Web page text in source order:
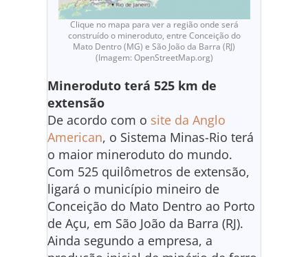
Clique no mapa para ver a região onde será
construído o mineroduto, entre Conceição do
Mato Dentro (MG) e São João da Barra (RJ)
(Imagem: OpenStreetMap.org)
Mineroduto terá 525 km de
extensão
De acordo com o site da Anglo
American, o Sistema Minas-Rio terá
o maior mineroduto do mundo.
Com 525 quilômetros de extensão,
ligará o município mineiro de
Conceição do Mato Dentro ao Porto
de Açu, em São João da Barra (RJ).
Ainda segundo a empresa, a